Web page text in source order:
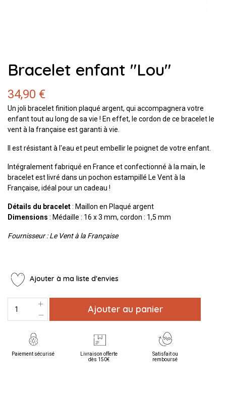
Bracelet enfant "Lou"
34,90 €
Un joli bracelet finition plaqué argent, qui accompagnera votre
enfant tout au long de sa vie ! En effet, le cordon de ce bracelet le
vent à la française est garanti à vie.
Il est résistant à l'eau et peut embellir le poignet de votre enfant.
Intégralement fabriqué en France et confectionné à la main, le
bracelet est livré dans un pochon estampillé Le Vent à la
Française, idéal pour un cadeau !
Détails du bracelet: Maillon en Plaqué argent
Dimensions : Médaille : 16 x 3 mm, cordon : 1,5 mm
Fournisseur : Le Vent à la Française
Ajouter à ma liste d'envies
Ajouter au panier
Paiement sécurisé
Livraison offerte
dès 150€
Satisfait ou
remboursé